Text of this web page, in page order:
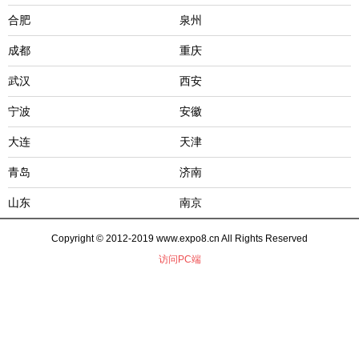
合肥 泉州
成都 重庆
武汉 西安
宁波 安徽
大连 天津
青岛 济南
山东 南京
Copyright © 2012-2019 www.expo8.cn All Rights Reserved
访问PC端